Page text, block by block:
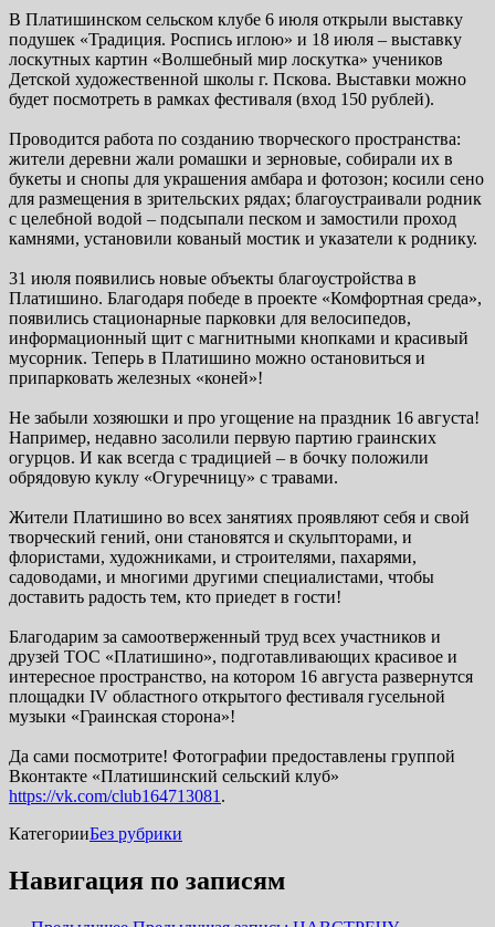
В Платишинском сельском клубе 6 июля открыли выставку
подушек «Традиция. Роспись иглою» и 18 июля – выставку
лоскутных картин «Волшебный мир лоскутка» учеников
Детской художественной школы г. Пскова. Выставки можно
будет посмотреть в рамках фестиваля (вход 150 рублей).
Проводится работа по созданию творческого пространства:
жители деревни жали ромашки и зерновые, собирали их в
букеты и снопы для украшения амбара и фотозон; косили сено
для размещения в зрительских рядах; благоустраивали родник
с целебной водой – подсыпали песком и замостили проход
камнями, установили кованый мостик и указатели к роднику.
31 июля появились новые объекты благоустройства в
Платишино. Благодаря победе в проекте «Комфортная среда»,
появились стационарные парковки для велосипедов,
информационный щит с магнитными кнопками и красивый
мусорник. Теперь в Платишино можно остановиться и
припарковать железных «коней»!
Не забыли хозяюшки и про угощение на праздник 16 августа!
Например, недавно засолили первую партию граинских
огурцов. И как всегда с традицией – в бочку положили
обрядовую куклу «Огуречницу» с травами.
Жители Платишино во всех занятиях проявляют себя и свой
творческий гений, они становятся и скульпторами, и
флористами, художниками, и строителями, пахарями,
садоводами, и многими другими специалистами, чтобы
доставить радость тем, кто приедет в гости!
Благодарим за самоотверженный труд всех участников и
друзей ТОС «Платишино», подготавливающих красивое и
интересное пространство, на котором 16 августа развернутся
площадки IV областного открытого фестиваля гусельной
музыки «Граинская сторона»!
Да сами посмотрите! Фотографии предоставлены группой
Вконтакте «Платишинский сельский клуб»
https://vk.com/club164713081 .
КатегорииБез рубрики
Навигация по записям